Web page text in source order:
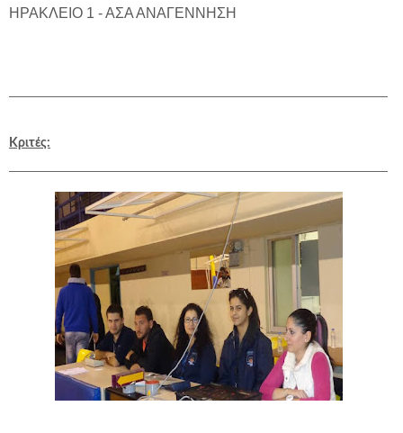
ΗΡΑΚΛΕΙΟ 1 - ΑΣΑ ΑΝΑΓΕΝΝΗΣΗ
Κριτές: